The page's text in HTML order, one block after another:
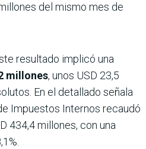
del mismo mes de
resultado implicó una
millones, unos USD 23,5
En el detallado señala
Impuestos Internos recaudó
434,4 millones, con una